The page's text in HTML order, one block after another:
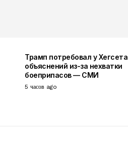
Трамп потребовал у Хегсета
объяснений из-за нехватки
боеприпасов — СМИ
5 часов ago